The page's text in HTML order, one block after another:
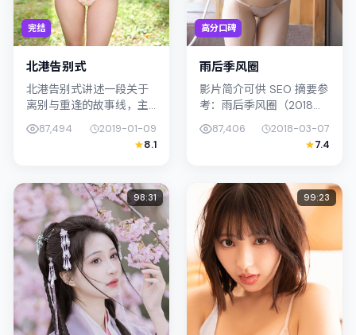
完结
北港告别式
北港告别式讲述一段关于
离别与重逢的故事线，主
线围绕喜剧展开。影片由
魏德圣掌舵，孔刘、松坂
桃李联合出演；外景与日
密结合，摄影...
87,494
2019-01-09
8.1
高分口碑
雨后季风圈
影片简介可供 SEO 摘要参
考：雨后季风圈（2018）
由魏德圣执导，主演染谷
将太；影片定位爱情，叙
事锚定日本（大阪）的社
克...
87,406
2018-03-07
7.4
98:31 99:23